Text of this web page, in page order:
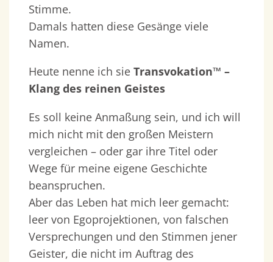
Stimme.
Damals hatten diese Gesänge viele
Namen.
Heute nenne ich sie Transvokation™ –
Klang des reinen Geistes
Es soll keine Anmaßung sein, und ich will
mich nicht mit den großen Meistern
vergleichen – oder gar ihre Titel oder
Wege für meine eigene Geschichte
beanspruchen.
Aber das Leben hat mich leer gemacht:
leer von Egoprojektionen, von falschen
Versprechungen und den Stimmen jener
Geister, die nicht im Auftrag des